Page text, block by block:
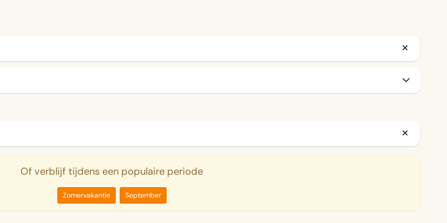
Of verblijf tijdens een populaire periode
Zomervakantie September